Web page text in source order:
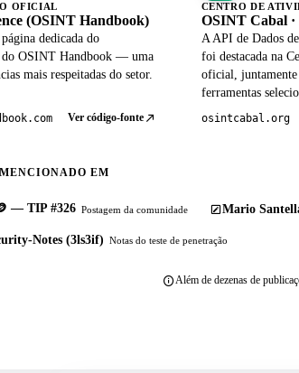
OFICIAL
(OSINT Handbook)
dedicada do
do OSINT Handbook — uma
mais respeitadas do setor.
Ver código-fonte
CENTRO DE
OSINT Cabal
A API de Dados
foi destacada na
oficial,
ferramentas
osintcabal.org
EM
— TIP #326 Postagem da comunidade Mario
Notes (3ls3if) Notas do teste de penetração
Além de dezenas de